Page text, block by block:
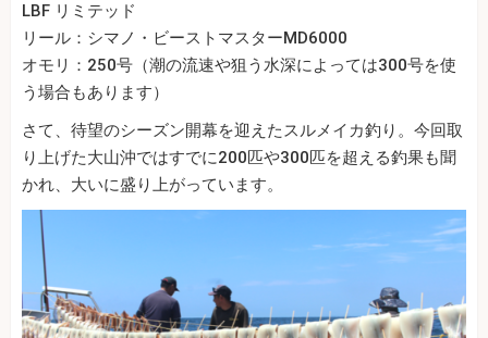
LBF リミテッド
リール：シマノ・ビーストマスターMD6000
オモリ：250号（潮の流速や狙う水深によっては300号を使
う場合もあります）
さて、待望のシーズン開幕を迎えたスルメイカ釣り。今回取
り上げた大山沖ではすでに200匹や300匹を超える釣果も聞
かれ、大いに盛り上がっています。